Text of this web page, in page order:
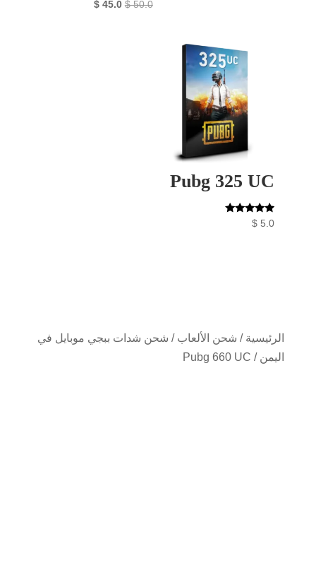
$50.0
السعر$45.0 السعر
Pubg 325 UC
تم التقييم
$5.0
الرئيسية / شحن الألعاب / شحن شدات ببجي موبايل في
اليمن / Pubg 660 UC